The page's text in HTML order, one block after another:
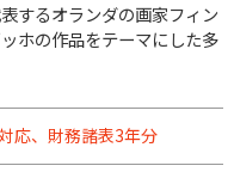
するオランダの画家フィン
ホの作品をテーマにした多
応、財務諸表3年分